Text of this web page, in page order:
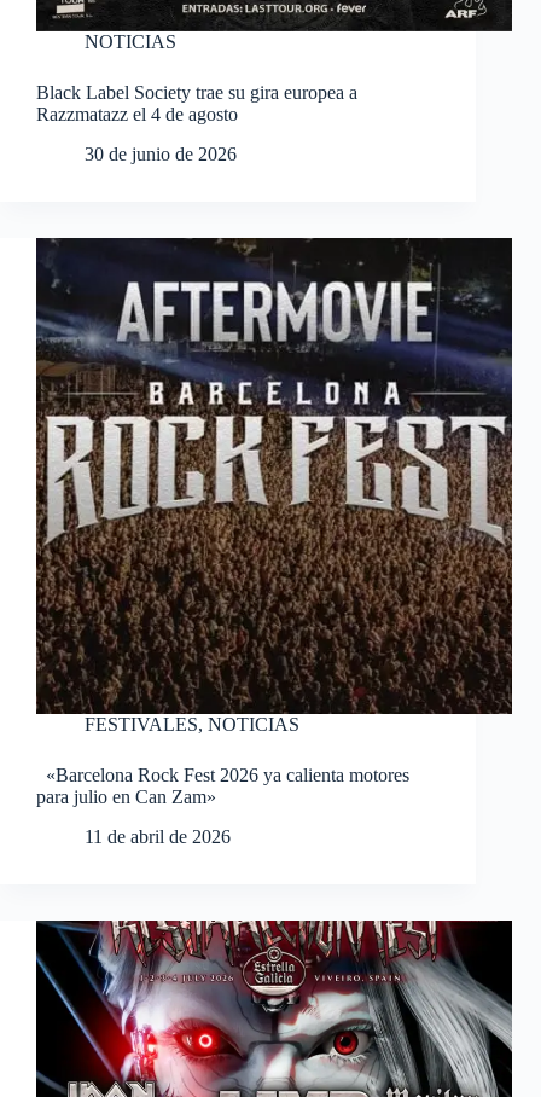
NOTICIAS
Black Label Society trae su gira europea a
Razzmatazz el 4 de agosto
30 de junio de 2026
FESTIVALES, NOTICIAS
«Barcelona Rock Fest 2026 ya calienta motores
para julio en Can Zam»
11 de abril de 2026